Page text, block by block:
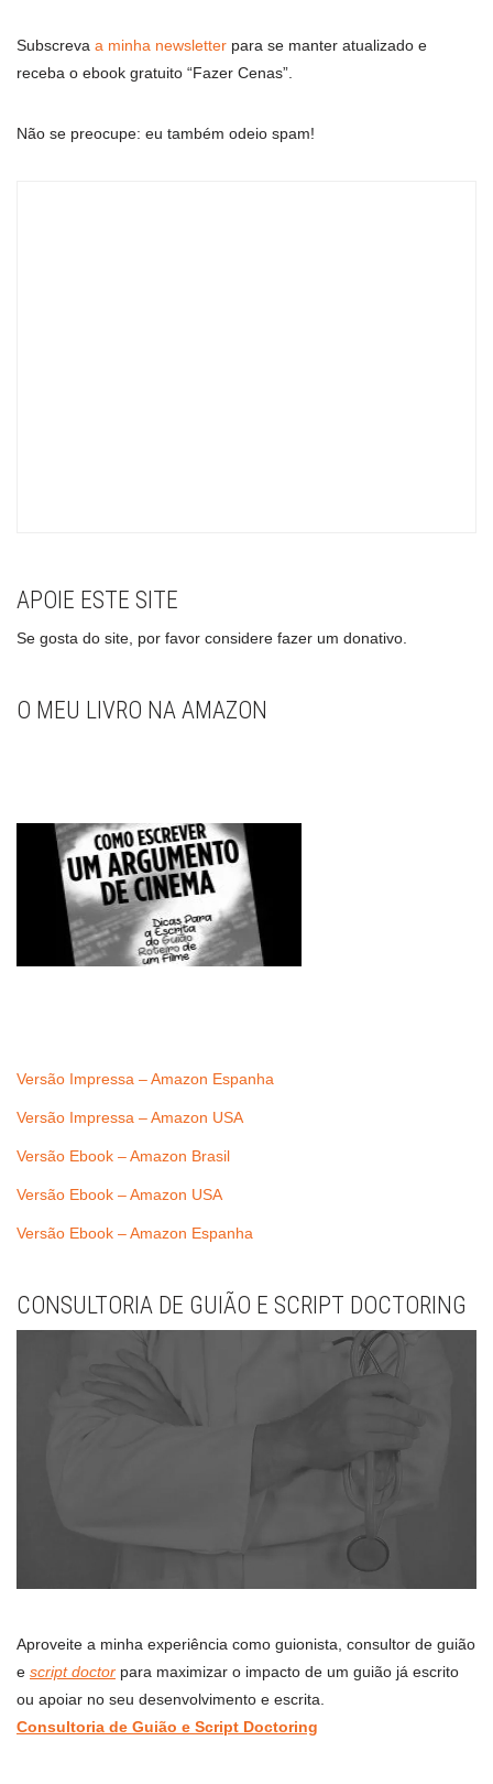
Subscreva a minha newsletter para se manter atualizado e
receba o ebook gratuito “Fazer Cenas”.
Não se preocupe: eu também odeio spam!
APOIE ESTE SITE
Se gosta do site, por favor considere fazer um donativo.
O MEU LIVRO NA AMAZON
Versão Impressa – Amazon Espanha
Versão Impressa – Amazon USA
Versão Ebook – Amazon Brasil
Versão Ebook – Amazon USA
Versão Ebook – Amazon Espanha
CONSULTORIA DE GUIÃO E SCRIPT DOCTORING
Aproveite a minha experiência como guionista, consultor de guião
e script doctor para maximizar o impacto de um guião já escrito
ou apoiar no seu desenvolvimento e escrita.
Consultoria de Guião e Script Doctoring